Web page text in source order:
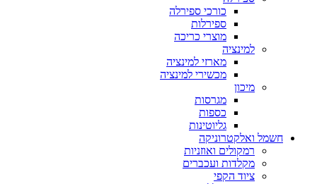
כורכי ספירלה
ספירלות
מוצרי כריכה
למינציה
מארזי למינציה
מכשירי למינציה
מיכון
מגרסות
כספות
גליוטינות
חשמל ואלקטרוניקה
רמקולים ואוזניות
מקלדות ועכברים
ציוד הקפי